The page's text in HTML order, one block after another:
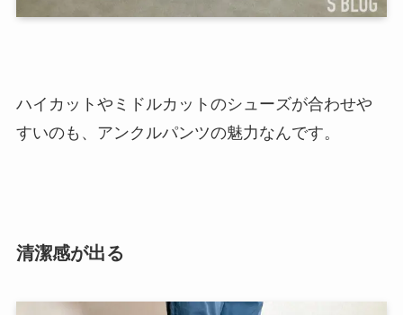
ハイカットやミドルカットのシューズが合わせや
すいのも、アンクルパンツの魅力なんです。
清潔感が出る